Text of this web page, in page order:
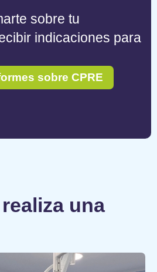
sobre tu
indicaciones para
sobre CPRE
una